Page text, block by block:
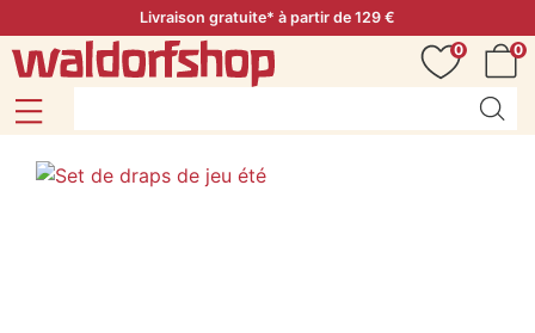
Livraison gratuite* à partir de 129 €
0
0